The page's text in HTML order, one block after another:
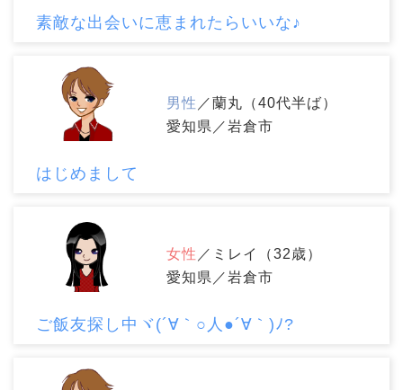
素敵な出会いに恵まれたらいいな♪
男性 ／蘭丸（40代半ば）
愛知県／岩倉市
はじめまして
女性 ／ミレイ（32歳）
愛知県／岩倉市
ご飯友探し中ヾ(´∀｀○人●´∀｀)ﾉ?